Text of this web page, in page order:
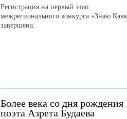
Регистрация на первый этап
межрегионального конкурса «Знаю
завершена.
Более века со дня рождения
поэта Азрета Будаева